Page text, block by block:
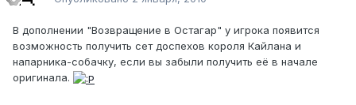
В дополнении "Возвращение в Остагар" у игрока появится
возможность получить сет доспехов короля Кайлана и
напарника-собачку, если вы забыли получить её в начале
оригинала.